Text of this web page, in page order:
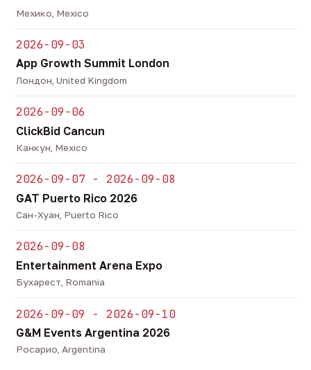
Мехико, Mexico
2026-09-03
App Growth Summit London
Лондон, United Kingdom
2026-09-06
ClickBid Cancun
Канкун, Mexico
2026-09-07 - 2026-09-08
GAT Puerto Rico 2026
Сан-Хуан, Puerto Rico
2026-09-08
Entertainment Arena Expo
Бухарест, Romania
2026-09-09 - 2026-09-10
G&M Events Argentina 2026
Росарио, Argentina